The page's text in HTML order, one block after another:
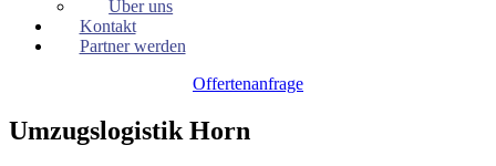
Über uns
Kontakt
Partner werden
Offertenanfrage
Umzugslogistik Horn